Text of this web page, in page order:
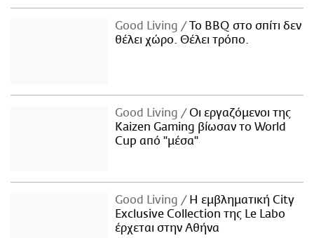
Good Living
Το BBQ στο σπίτι δεν
θέλει χώρο. Θέλει τρόπο.
Good Living
Οι εργαζόμενοι της
Kaizen Gaming βίωσαν το World
Cup από "μέσα"
Good Living
Η εμβληματική City
Exclusive Collection της Le Labo
έρχεται στην Αθήνα